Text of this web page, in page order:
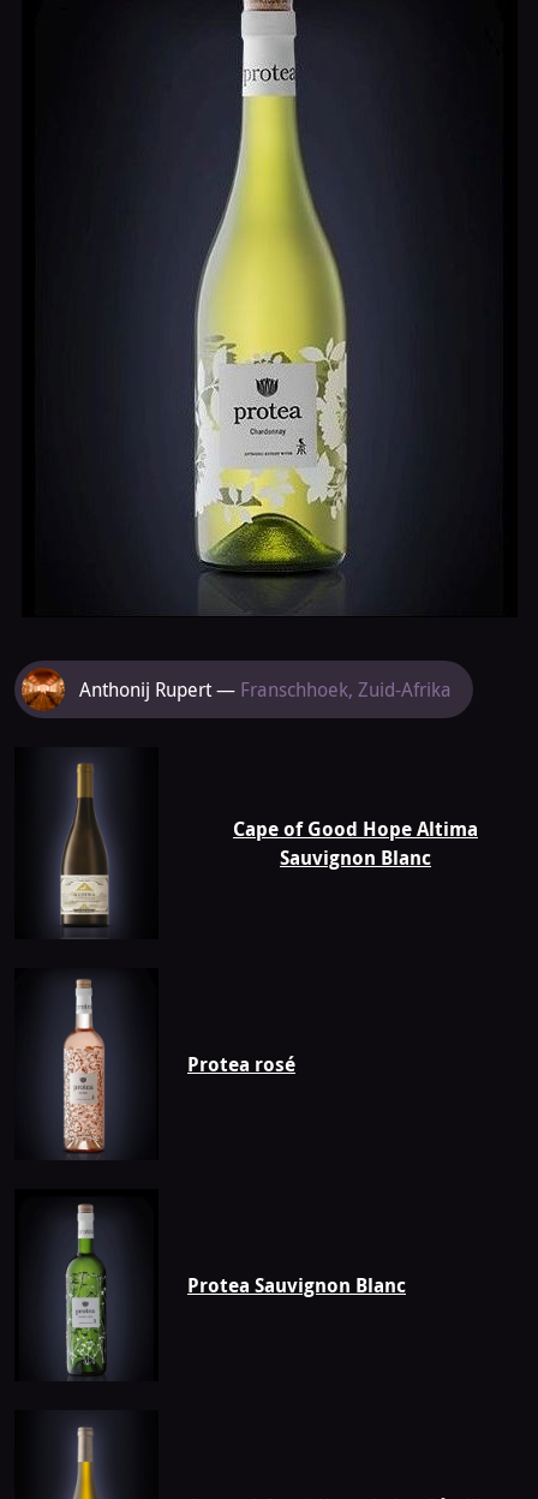
Meer
van
Anthonij
Rupert
Anthonij Rupert — Franschhoek, Zuid-Afrika
Cape of Good Hope Altima
Sauvignon Blanc
Protea rosé
Protea Sauvignon Blanc